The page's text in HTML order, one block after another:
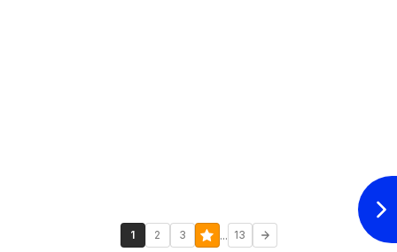
1 2 3 ... 13